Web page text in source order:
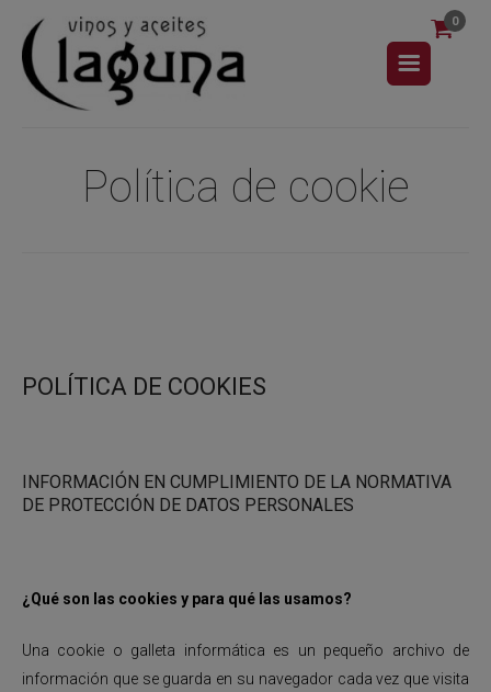
0
Política de cookie
POLÍTICA DE COOKIES
INFORMACIÓN EN CUMPLIMIENTO DE LA NORMATIVA
DE PROTECCIÓN DE DATOS PERSONALES
¿Qué son las cookies y para qué las usamos?
Una cookie o galleta informática es un pequeño archivo de
información que se guarda en su navegador cada vez que visita